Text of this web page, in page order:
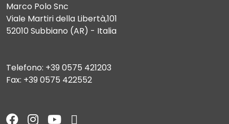
Marco Polo Snc
Viale Martiri della Libertà,101
52010 Subbiano (AR) - Italia
Telefono: +39 0575 421203
Fax: +39 0575 422552